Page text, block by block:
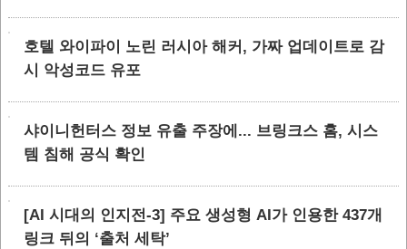
호텔 와이파이 노린 러시아 해커, 가짜 업데이트로 감
시 악성코드 유포
샤이니헌터스 정보 유출 주장에... 브링크스 홈, 시스
템 침해 공식 확인
[AI 시대의 인지전-3] 주요 생성형 AI가 인용한 437개
링크 뒤의 ‘출처 세탁’